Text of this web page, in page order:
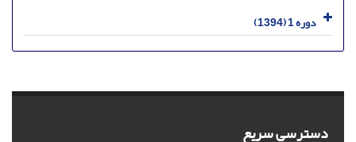
دوره 1 (1394)
دسترسی سریع